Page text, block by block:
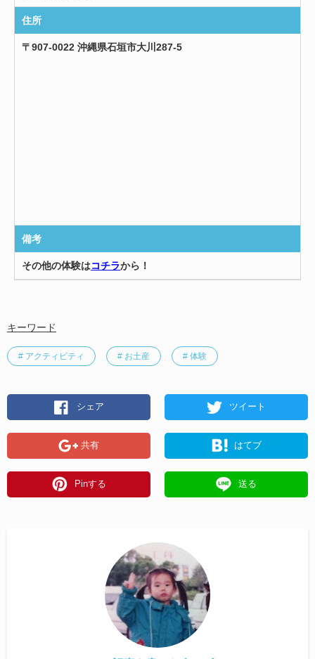
住所
〒907-0022 沖縄県石垣市大川287-5
備考
その他の体験はコチラから！
キーワード
# アクティビティ # お土産 # 体験
シェア ツイート
共有 はてブ
Pinする 送る